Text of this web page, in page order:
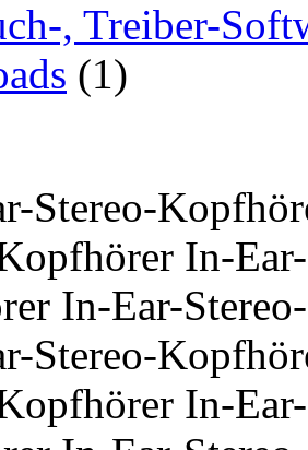
, Treiber-
(1)